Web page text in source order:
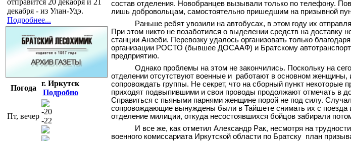
декабря - из Улан-Удэ.
Подробнее...
Погода
г. Иркутск
Подробно
Пт, вечер
-20
-22
состав отделения. Новобранцев вызывали только по телефону.
лишь добровольцам, самостоятельно пришедшим на призывной
Раньше ребят увозили на автобусах, в этом году их
При этом никто не позаботился о выделении средств на доставку
станции Анзеби. Перевозку удалось организовать только
организации РОСТО (бывшее ДОСААФ) и Братскому
предприятию.
Однако проблемы на этом не закончились. Поскольку на
отделении отсутствуют военные и работают в основном женщины,
сопровождать группы. Не секрет, что на сборный пункт некоторые
приходят подвыпившими и свои проводы продолжают отмечать в
Справиться с пьяными парнями женщине порой не под силу.
сопровождающие вынуждены были в Тайшете снимать их с поезда
отделение милиции, откуда несостоявшихся бойцов забирали
И все же, как отметил Александр Рак, несмотря на
военного комиссариата Иркутской области по Братску план